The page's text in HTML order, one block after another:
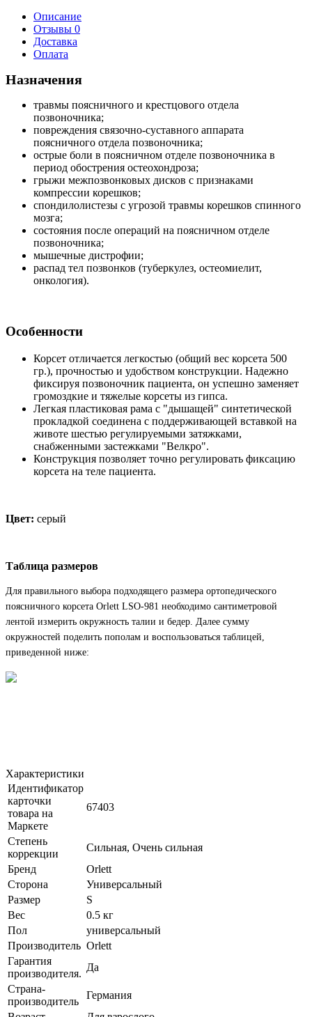
Описание
Отзывы 0
Доставка
Оплата
Назначения
травмы поясничного и крестцового отдела
позвоночника;
повреждения связочно-суставного аппарата
поясничного отдела позвоночника;
острые боли в поясничном отделе позвоночника в
период обострения остеохондроза;
грыжи межпозвонковых дисков с признаками
компрессии корешков;
спондилолистезы с угрозой травмы корешков спинного
мозга;
состояния после операций на поясничном отделе
позвоночника;
мышечные дистрофии;
распад тел позвонков (туберкулез, остеомиелит,
онкология).
Особенности
Корсет отличается легкостью (общий вес корсета 500
гр.), прочностью и удобством конструкции. Надежно
фиксируя позвоночник пациента, он успешно заменяет
громоздкие и тяжелые корсеты из гипса.
Легкая пластиковая рама с "дышащей" синтетической
прокладкой соединена с поддерживающей вставкой на
животе шестью регулируемыми затяжками,
снабженными застежками "Велкро".
Конструкция позволяет точно регулировать фиксацию
корсета на теле пациента.
Цвет: серый
Таблица размеров
Для правильного выбора подходящего размера ортопедического
поясничного корсета Orlett LSO-981 необходимо сантиметровой
лентой измерить окружность талии и бедер. Далее сумму
окружностей поделить пополам и воспользоваться таблицей,
приведенной ниже:
Характеристики
Идентификатор
карточки
товара на
Маркете
67403
Степень
коррекции
Сильная, Очень сильная
Бренд
Orlett
Сторона
Универсальный
Размер
S
Вес
0.5 кг
Пол
универсальный
Производитель Orlett
Гарантия
производителя.
Да
Страна-
производитель
Германия